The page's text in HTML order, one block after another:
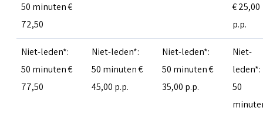
50 minuten €
72,50
€ 25,00
p.p.
Niet-leden*:
50 minuten €
77,50
Niet-leden*:
50 minuten €
45,00 p.p.
Niet-leden*:
50 minuten €
35,00 p.p.
Niet-
leden*:
50